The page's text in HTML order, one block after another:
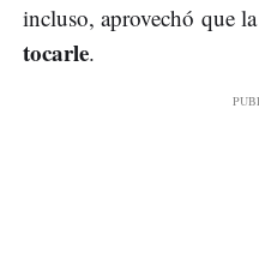
incluso, aprovechó que la
tocarle.